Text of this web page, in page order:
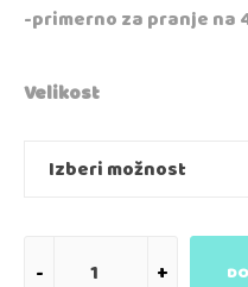
-primerno za pranje na
Velikost